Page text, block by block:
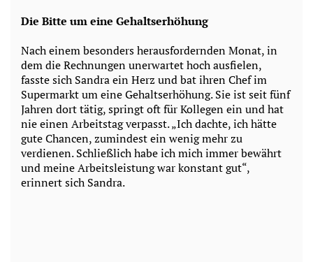
Die Bitte um eine Gehaltserhöhung
Nach einem besonders herausfordernden Monat, in
dem die Rechnungen unerwartet hoch ausfielen,
fasste sich Sandra ein Herz und bat ihren Chef im
Supermarkt um eine Gehaltserhöhung. Sie ist seit fünf
Jahren dort tätig, springt oft für Kollegen ein und hat
nie einen Arbeitstag verpasst. „Ich dachte, ich hätte
gute Chancen, zumindest ein wenig mehr zu
verdienen. Schließlich habe ich mich immer bewährt
und meine Arbeitsleistung war konstant gut“,
erinnert sich Sandra.